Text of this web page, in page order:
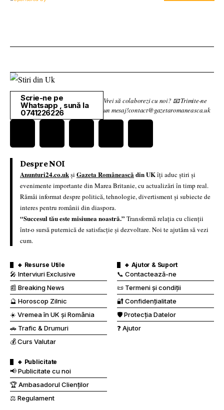
Scrie-ne pe
Whatsapp , sună la
0741226226
Vrei să colaborezi cu noi? 📧 Trimite-ne
un mesaj!contact@gazetaromaneasca.uk
Despre NOI
Anunturi24.co.ukși Gazeta Româneascădin UKîți aduc știri și
evenimente importante din Marea Britanie, cu actualizări în timp real.
Rămâi informat despre politică, tehnologie, divertisment și subiecte de
interes pentru românii din diaspora.
“Succesul tău este misiunea noastră.” Transformă relația cu clienții
într-o sursă puternică de satisfacție și dezvoltare. Noi te ajutăm să vezi
cum.
🔹 Resurse Utile
🎤 Interviuri Exclusive
📰 Breaking News
🔮 Horoscop Zilnic
☀️ Vremea în UK și România
🚗 Trafic & Drumuri
💰 Curs Valutar
🔹 Ajutor & Suport
📞 Contactează-ne
📜 Termeni și condiții
🔐 Confidențialitate
🛡️ Protecția Datelor
❓ Ajutor
🔹 Publicitate
📢 Publicitate cu noi
🏆 Ambasadorul Clienților
⚖️ Regulament